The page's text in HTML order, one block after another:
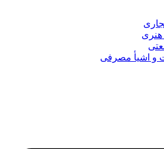
هنری
و اشیا‌ٔ مصرفی